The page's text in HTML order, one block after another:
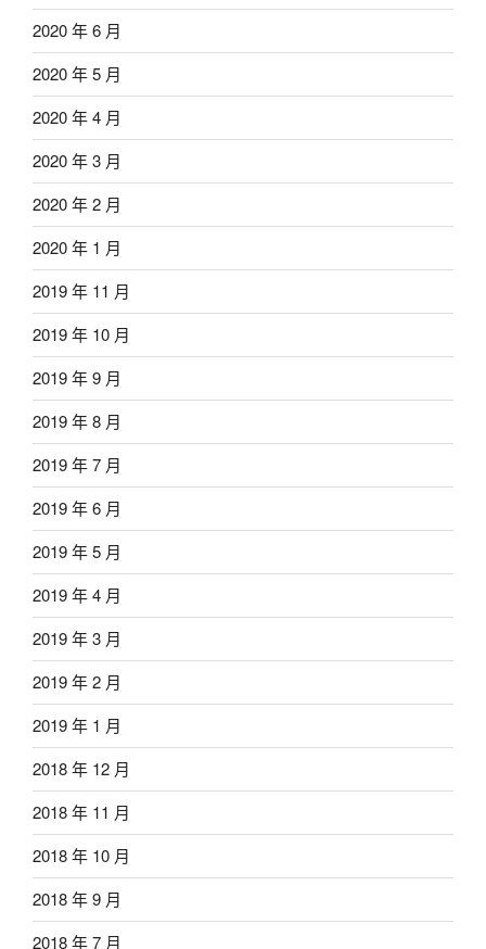
2020 年 6 月
2020 年 5 月
2020 年 4 月
2020 年 3 月
2020 年 2 月
2020 年 1 月
2019 年 11 月
2019 年 10 月
2019 年 9 月
2019 年 8 月
2019 年 7 月
2019 年 6 月
2019 年 5 月
2019 年 4 月
2019 年 3 月
2019 年 2 月
2019 年 1 月
2018 年 12 月
2018 年 11 月
2018 年 10 月
2018 年 9 月
2018 年 7 月